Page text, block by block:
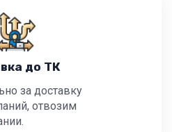
до ТК
за доставку
отвозим